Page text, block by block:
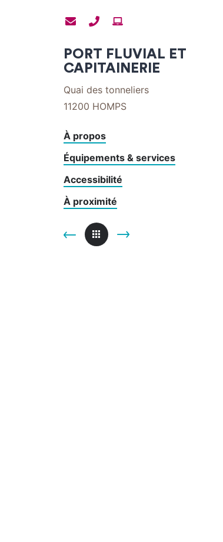
Contacter
mail
Contacter
téléphone
PORT FLUVIAL ET
CAPITAINERIE
Quai des tonneliers
11200 HOMPS
À propos
Équipements & services
Accessibilité
À proximité